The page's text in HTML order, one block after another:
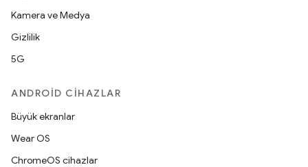
Kamera ve Medya
Gizlilik
5G
ANDROID CIHAZLAR
Büyük ekranlar
Wear OS
ChromeOS cihazlar